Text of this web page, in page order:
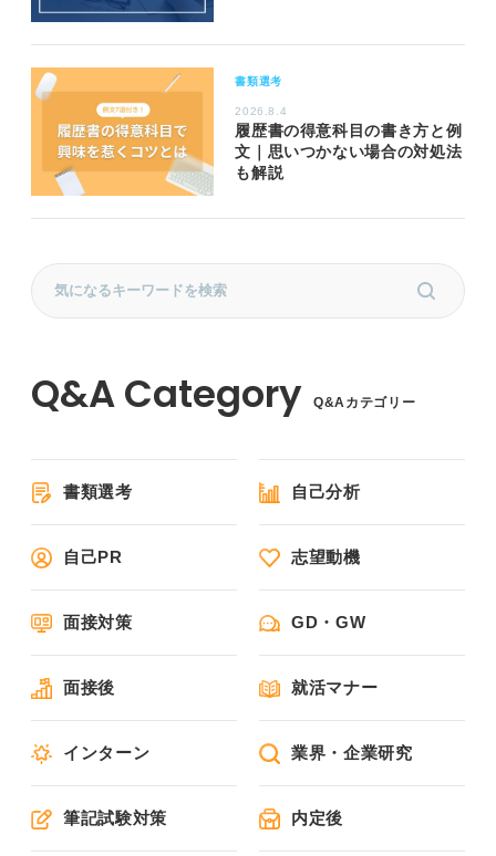
書類選考
2026.8.4
履歴書の得意科目の書き方と例
文｜思いつかない場合の対処法
も解説
Q&Aカテゴリー
書類選考 自己分析
自己PR 志望動機
面接対策 GD・GW
面接後 就活マナー
インターン 業界・企業研究
筆記試験対策 内定後